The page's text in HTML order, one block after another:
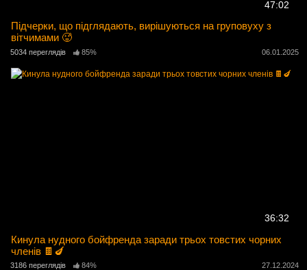
47:02
Підчерки, що підглядають, вирішуються на груповуху з
вітчимами 🥵
5034 переглядів 85% 06.01.2025
36:32
Кинула нудного бойфренда заради трьох товстих чорних
членів 🍫🍆
3186 переглядів 84% 27.12.2024